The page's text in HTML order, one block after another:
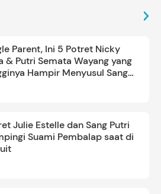
Parent, Ini 5 Potret Nicky
& Putri Semata Wayang yang
Hampir Menyusul Sang
Julie Estelle dan Sang Putri
Suami Pembalap saat di